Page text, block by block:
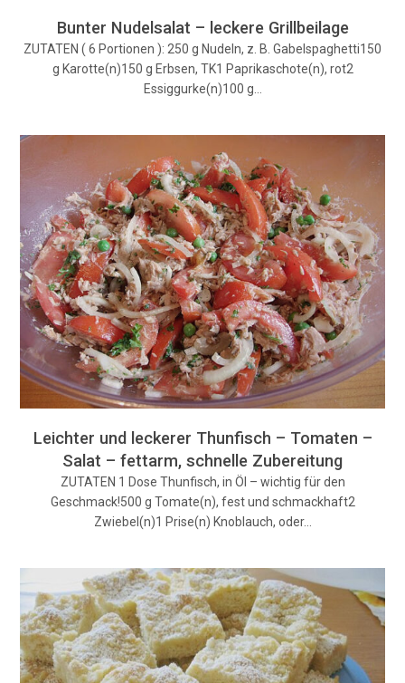
Bunter Nudelsalat – leckere Grillbeilage
ZUTATEN ( 6 Portionen ): 250 g Nudeln, z. B. Gabelspaghetti150
g Karotte(n)150 g Erbsen, TK1 Paprikaschote(n), rot2
Essiggurke(n)100 g…
Leichter und leckerer Thunfisch – Tomaten –
Salat – fettarm, schnelle Zubereitung
ZUTATEN 1 Dose Thunfisch, in Öl – wichtig für den
Geschmack!500 g Tomate(n), fest und schmackhaft2
Zwiebel(n)1 Prise(n) Knoblauch, oder…